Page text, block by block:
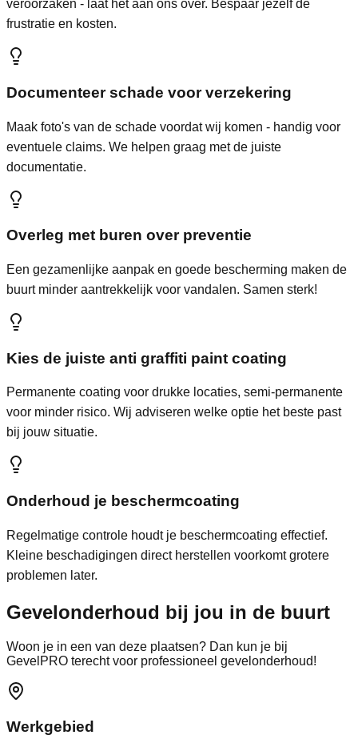
veroorzaken - laat het aan ons over. Bespaar jezelf de
frustratie en kosten.
Documenteer schade voor verzekering
Maak foto's van de schade voordat wij komen - handig voor
eventuele claims. We helpen graag met de juiste
documentatie.
Overleg met buren over preventie
Een gezamenlijke aanpak en goede bescherming maken de
buurt minder aantrekkelijk voor vandalen. Samen sterk!
Kies de juiste anti graffiti paint coating
Permanente coating voor drukke locaties, semi-permanente
voor minder risico. Wij adviseren welke optie het beste past
bij jouw situatie.
Onderhoud je beschermcoating
Regelmatige controle houdt je beschermcoating effectief.
Kleine beschadigingen direct herstellen voorkomt grotere
problemen later.
Gevelonderhoud bij jou in de buurt
Woon je in een van deze plaatsen? Dan kun je bij
GevelPRO terecht voor professioneel gevelonderhoud!
Werkgebied